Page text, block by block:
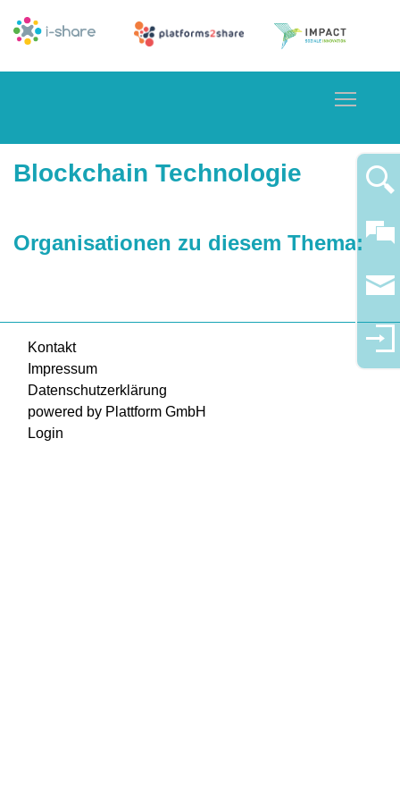
Blockchain Technologie
Organisationen zu diesem Thema:
Kontakt
Impressum
Datenschutzerklärung
powered by Plattform GmbH
Login